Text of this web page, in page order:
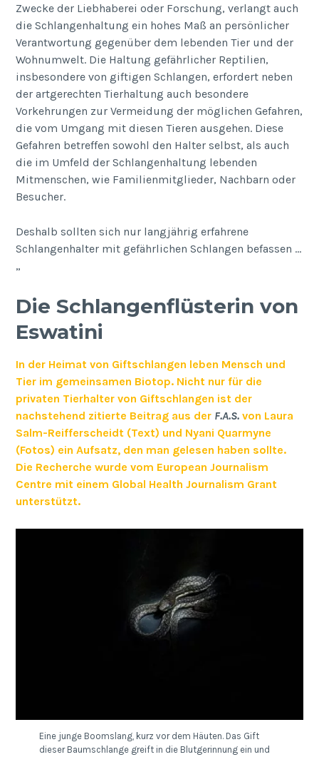
Zwecke der Liebhaberei oder Forschung, verlangt auch
die Schlangenhaltung ein hohes Maß an persönlicher
Verantwortung gegenüber dem lebenden Tier und der
Wohnumwelt. Die Haltung gefährlicher Reptilien,
insbesondere von giftigen Schlangen, erfordert neben
der artgerechten Tierhaltung auch besondere
Vorkehrungen zur Vermeidung der möglichen Gefahren,
die vom Umgang mit diesen Tieren ausgehen. Diese
Gefahren betreffen sowohl den Halter selbst, als auch
die im Umfeld der Schlangenhaltung lebenden
Mitmenschen, wie Familienmitglieder, Nachbarn oder
Besucher.
Deshalb sollten sich nur langjährig erfahrene
Schlangenhalter mit gefährlichen Schlangen befassen …
„
Die Schlangenflüsterin von
Eswatini
In der Heimat von Giftschlangen leben Mensch und
Tier im gemeinsamen Biotop. Nicht nur für die
privaten Tierhalter von Giftschlangen ist der
nachstehend zitierte Beitrag aus der F.A.S. von Laura
Salm-Reifferscheidt (Text) und Nyani Quarmyne
(Fotos) ein Aufsatz, den man gelesen haben sollte.
Die Recherche wurde vom European Journalism
Centre mit einem Global Health Journalism Grant
unterstützt.
Eine junge Boomslang, kurz vor dem Häuten. Das Gift
dieser Baumschlange greift in die Blutgerinnung ein und